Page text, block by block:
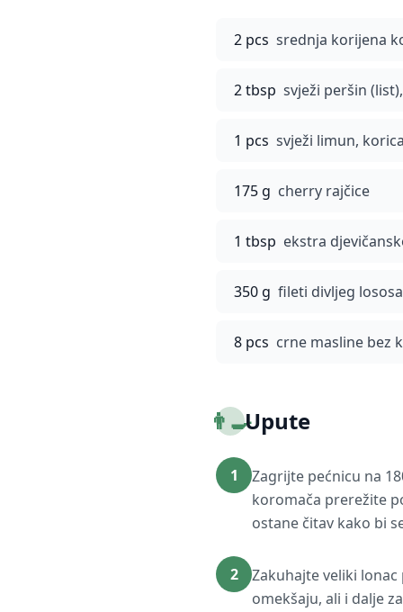
2 pcs srednja korijena
2 tbsp svježi peršin
1 pcs svježi limun,
175 g cherry rajčice
1 tbsp ekstra
350 g fileti divljeg
8 pcs crne masline bez
👨‍🍳Upute
1
Zagrijte pećnicu na
koromača prerežite
ostane čitav kako bi
2
Zakuhajte veliki
omekšaju, ali i dalje